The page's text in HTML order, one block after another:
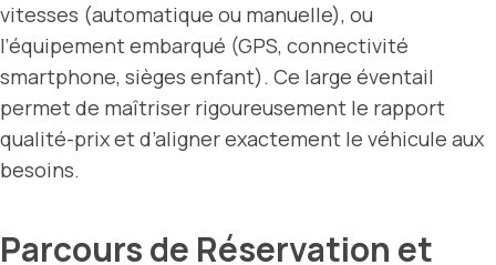
vitesses (automatique ou manuelle), ou
l’équipement embarqué (GPS, connectivité
smartphone, sièges enfant). Ce large éventail
permet de maîtriser rigoureusement le rapport
qualité-prix et d’aligner exactement le véhicule aux
besoins.
Parcours de Réservation et